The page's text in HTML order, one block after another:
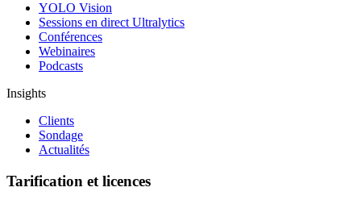
YOLO Vision
Sessions en direct Ultralytics
Conférences
Webinaires
Podcasts
Insights
Clients
Sondage
Actualités
Tarification et licences